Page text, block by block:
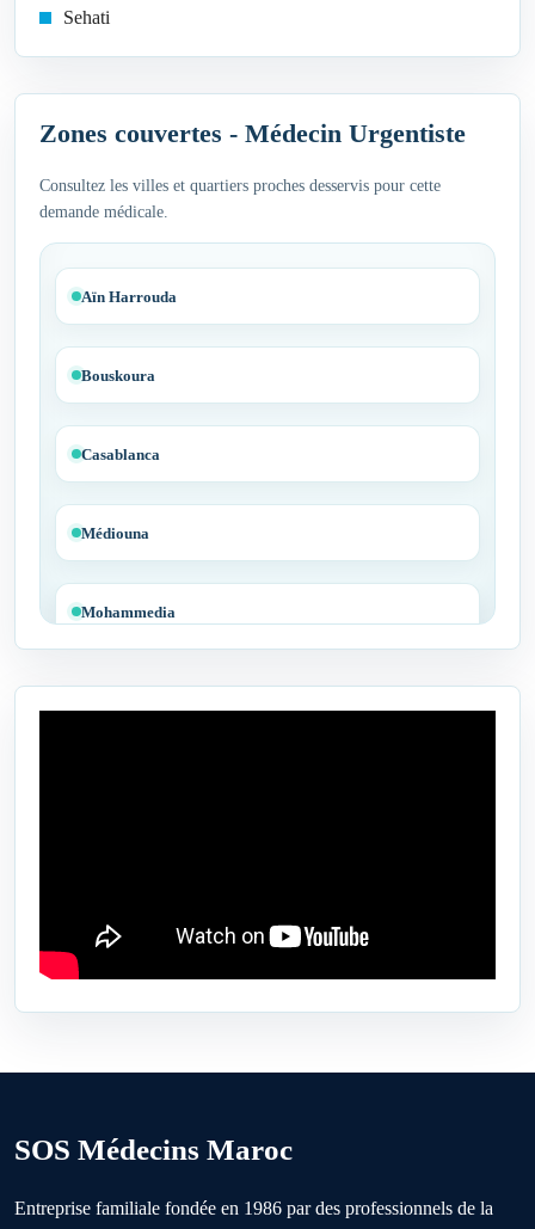
Sehati
Zones couvertes - Médecin Urgentiste
Consultez les villes et quartiers proches desservis pour cette
demande médicale.
Aïn Harrouda
Bouskoura
Casablanca
Médiouna
Mohammedia
Tit Mellil
Ben Ahmed
Boujniba
SOS Médecins Maroc
Entreprise familiale fondée en 1986 par des professionnels de la